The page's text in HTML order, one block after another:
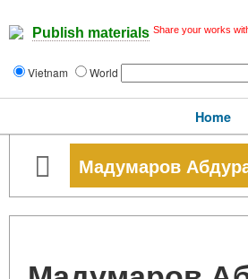
Publish materials Share your works
Vietnam World
Home
Мадумаров